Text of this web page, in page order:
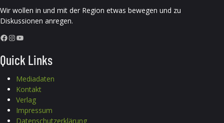
Wir wollen in und mit der Region etwas bewegen und zu
Diskussionen anregen.
Facebook InstagramYouTube
Quick Links
Mediadaten
Kontakt
Verlag
Impressum
Datenschutzerklärung